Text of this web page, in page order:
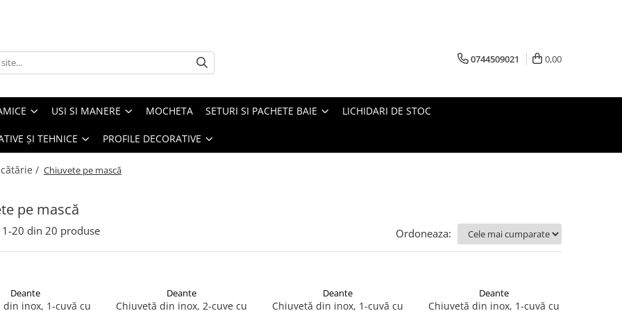
0744509021 0,00
USI SI MANERE MOCHETA SETURI SI PACHETE BAIE LICHIDARI DE STOC
ȘI TEHNICE PROFILE DECORATIVE
/ Chiuvete pe mască
pe mască
1-20 din 20 produse Ordoneaza:
Deante
din inox, 1-cuvă cu
Deante
Chiuvetă din inox, 2-cuve cu
Deante
Chiuvetă din inox, 1-cuvă cu
Deante
Chiuvetă din inox, 1-cuvă cu